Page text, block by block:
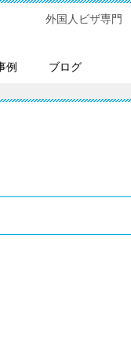
外国人ビザ専
例 ブログ